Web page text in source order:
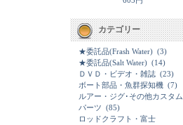
カテゴリー
★委託品(Frash Water) (3)
★委託品(Salt Water) (14)
ＤＶＤ・ビデオ・雑誌 (23)
ボート部品・魚群探知機 (7)
ルアー・ジグ･その他カスタム
パーツ (85)
ロッドクラフト・富士